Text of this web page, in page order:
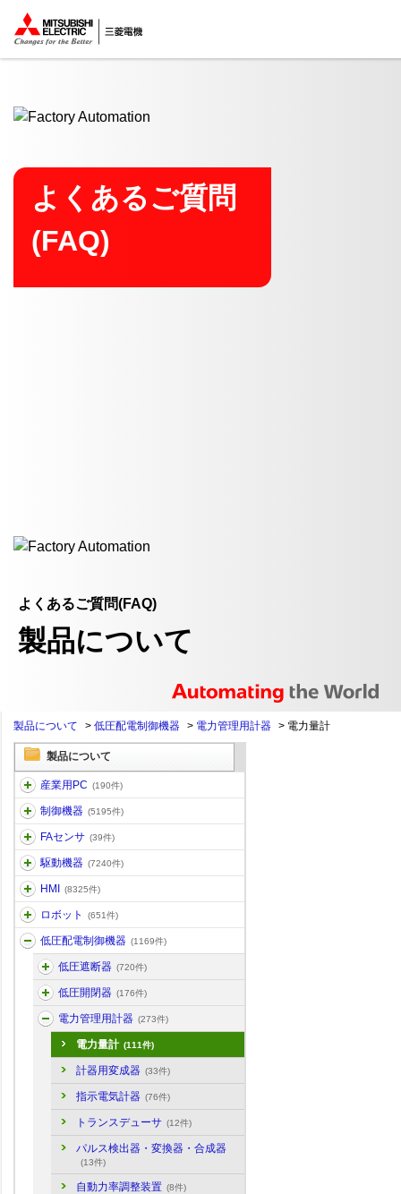
ここから本文
よくあるご質問
(FAQ)
よくあるご質問(FAQ)
製品について
製品について > 低圧配電制御機器 > 電力管理用計器 > 電力量計
製品について
産業用PC (190件)
制御機器 (5195件)
FAセンサ (39件)
駆動機器 (7240件)
HMI (8325件)
ロボット (651件)
低圧配電制御機器 (1169件)
低圧遮断器 (720件)
低圧開閉器 (176件)
電力管理用計器 (273件)
電力量計 (111件)
計器用変成器 (33件)
指示電気計器 (76件)
トランスデューサ (12件)
パルス検出器・変換器・合成器
(13件)
自動力率調整装置 (8件)